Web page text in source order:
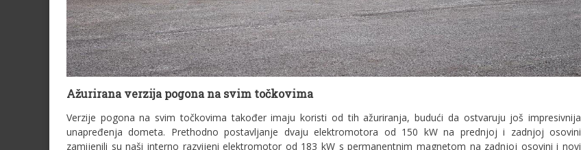
Ažurirana verzija pogona na svim točkovima
Verzije pogona na svim točkovima također imaju koristi od tih ažuriranja, budući da ostvaruju još impresivnija
unapređenja dometa. Prethodno postavljanje dvaju elektromotora od 150 kW na prednjoj i zadnjoj osovini
zamijenili su naši interno razvijeni elektromotor od 183 kW s permanentnim magnetom na zadnjoj osovini i novi